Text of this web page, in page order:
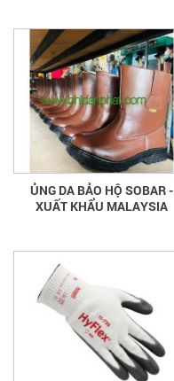
ỦNG DA BẢO HỘ SOBAR -
XUẤT KHẨU MALAYSIA